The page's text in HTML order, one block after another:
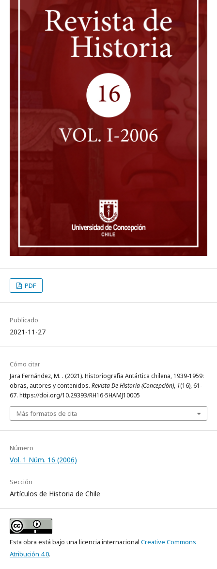
PDF
Publicado
2021-11-27
Cómo citar
Jara Fernández, M. . (2021). Historiografía Antártica chilena, 1939-1959:
obras, autores y contenidos. Revista De Historia (Concepción), 1(16), 61-
67. https://doi.org/10.29393/RH16-5HAMJ10005
Más formatos de cita
Número
Vol. 1 Núm. 16 (2006)
Sección
Artículos de Historia de Chile
Esta obra está bajo una licencia internacional Creative Commons
Atribución 4.0.